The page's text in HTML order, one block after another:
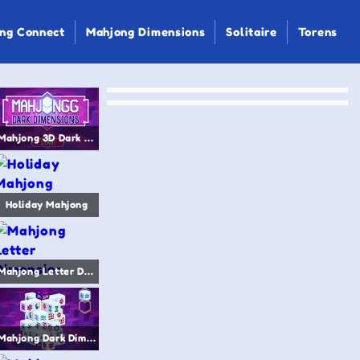
Connect Mahjong Dimensions Solitaire Torens
Mahjong 3D Dark Dimensions
Holiday Mahjong
Mahjong Letter Dimension
Mahjong Dark Dimensions more time